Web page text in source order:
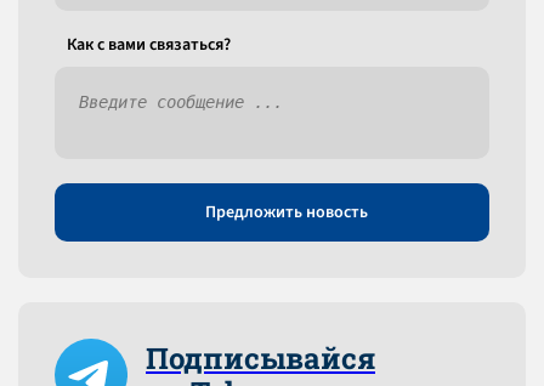
Как c вами связаться?
Предложить новость
Подписывайся